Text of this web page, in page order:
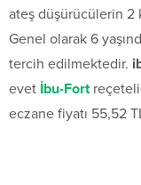
ateş düşürücülerin 2
Genel olarak 6
tercih edilmektedir.
evet İbu-Fort
eczane fiyatı 55,52